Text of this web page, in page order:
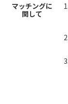
マッチングに
関して